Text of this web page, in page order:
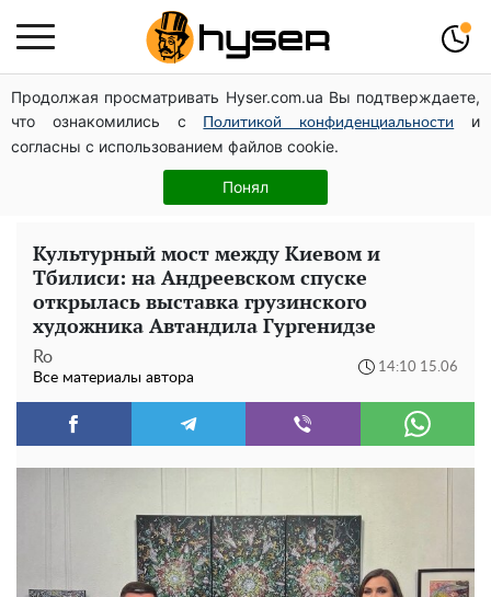
Продолжая просматривать Hyser.com.ua Вы подтверждаете,
что ознакомились с
Политикой конфиденциальности
и
согласны с использованием файлов cookie.
Понял
Полностью голая Анна Тринчер блеснула
"прелестями": таких размеров вы еще не видели
Весь секрет в одной таблетке аспирина: рецепт
хрустящей и сочной капусты на зиму. Даже пяти банок
Культурный мост между Киевом и
Тбилиси: на Андреевском спуске
открылась выставка грузинского
художника Автандила Гургенидзе
Ro
Все материалы автора
14:10 15.06